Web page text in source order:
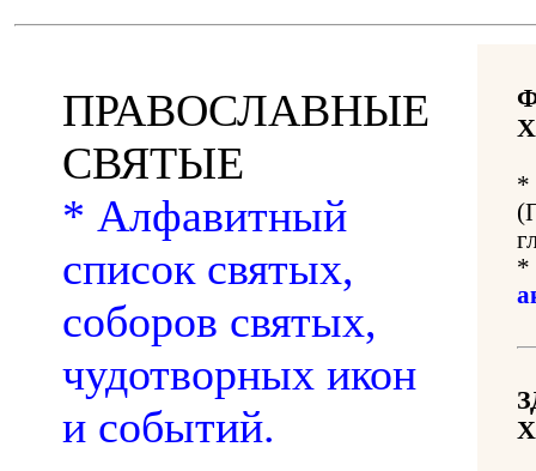
ПРАВОСЛАВНЫЕ
СВЯТЫЕ
* Алфавитный
список святых,
соборов святых,
чудотворных икон
и событий.
*
*